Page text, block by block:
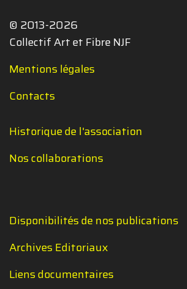
© 2013-2026
Collectif Art et Fibre NJF
Mentions légales
Contacts
Historique de l'association
Nos collaborations
Disponibilités de nos publications
Archives Editoriaux
Liens documentaires